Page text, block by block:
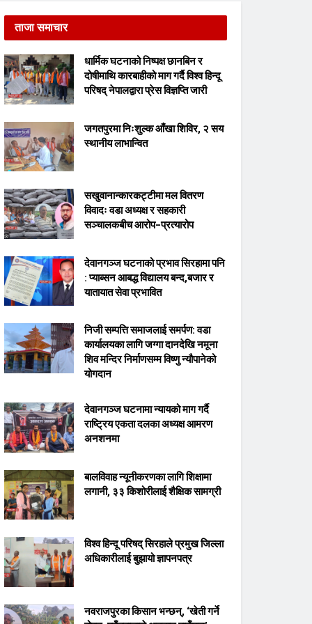
ताजा समाचार
धार्मिक घटनाको निष्पक्ष छानबिन र
दोषीमाथि कारबाहीको माग गर्दै विश्व हिन्दू
परिषद् नेपालद्वारा प्रेस विज्ञप्ति जारी
जगतपुरमा निःशुल्क आँखा शिविर, २ सय
स्थानीय लाभान्वित
सखुवानान्कारकट्टीमा मल वितरण
विवादः वडा अध्यक्ष र सहकारी
सञ्चालकबीच आरोप–प्रत्यारोप
देवानगञ्ज घटनाको प्रभाव सिरहामा पनि
: प्याब्सन आबद्ध विद्यालय बन्द,बजार र
यातायात सेवा प्रभावित
निजी सम्पत्ति समाजलाई समर्पण: वडा
कार्यालयका लागि जग्गा दानदेखि नमूना
शिव मन्दिर निर्माणसम्म विष्णु न्यौपानेको
योगदान
देवानगञ्ज घटनामा न्यायको माग गर्दै
राष्ट्रिय एकता दलका अध्यक्ष आमरण
अनशनमा
बालविवाह न्यूनीकरणका लागि शिक्षामा
लगानी, ३३ किशोरीलाई शैक्षिक सामग्री
विश्व हिन्दू परिषद् सिरहाले प्रमुख जिल्ला
अधिकारीलाई बुझायो ज्ञापनपत्र
नवराजपुरका किसान भन्छन्, ‘खेती गर्ने